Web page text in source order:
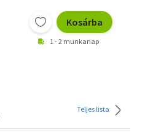
Kosárba
1 - 2 munkanap
Teljes lista